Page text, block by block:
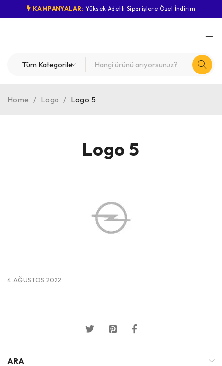
KAMPANYALAR: Yüksek Adetli Siparişlere Özel İndirim
Home / Logo / Logo 5
Logo 5
4 AĞUSTOS 2022
ARA